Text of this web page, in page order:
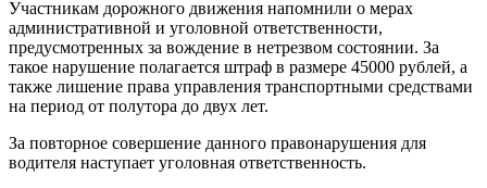
Участникам дорожного движения напомнили о мерах
административной и уголовной ответственности,
предусмотренных за вождение в нетрезвом состоянии. За
такое нарушение полагается штраф в размере 45000 рублей, а
также лишение права управления транспортными средствами
на период от полутора до двух лет.
За повторное совершение данного правонарушения для
водителя наступает уголовная ответственность.